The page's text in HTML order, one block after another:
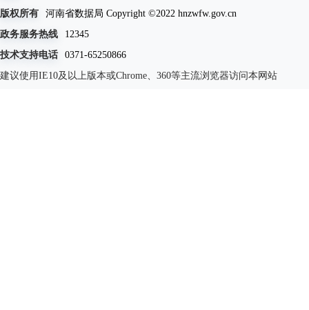
版权所有
河南省数据局 Copyright ©2022 hnzwfw.gov.cn
政务服务热线
12345
技术支持电话
0371-65250866
建议使用IE10及以上版本或Chrome、360等主流浏览器访问本网站